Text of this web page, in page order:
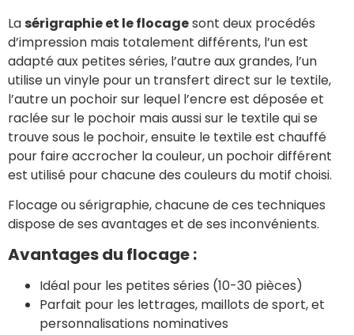
Lasérigraphie et le flocagesont deux procédés
d’impression mais totalement différents, l’un est
adapté aux petites séries, l’autre aux grandes, l’un
utilise un vinyle pour un transfert direct sur le textile,
l’autre un pochoir sur lequel l’encre est déposée et
raclée sur le pochoir mais aussi sur le textile qui se
trouve sous le pochoir, ensuite le textile est chauffé
pour faire accrocher la couleur, un pochoir différent
est utilisé pour chacune des couleurs du motif choisi.
Flocage ou sérigraphie, chacune de ces techniques
dispose de ses avantages et de ses inconvénients.
Avantages du flocage :
Idéal pour les petites séries (10-30 pièces)
Parfait pour les lettrages, maillots de sport, et
personnalisations nominatives